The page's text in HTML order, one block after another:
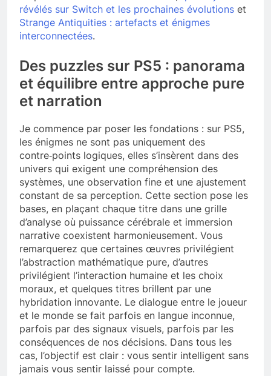
révélés sur Switch et les prochaines évolutions et
Strange Antiquities : artefacts et énigmes
interconnectées.
Des puzzles sur PS5 : panorama
et équilibre entre approche pure
et narration
Je commence par poser les fondations : sur PS5,
les énigmes ne sont pas uniquement des
contre‑points logiques, elles s’insèrent dans des
univers qui exigent une compréhension des
systèmes, une observation fine et une ajustement
constant de sa perception. Cette section pose les
bases, en plaçant chaque titre dans une grille
d’analyse où puissance cérébrale et immersion
narrative coexistent harmonieusement. Vous
remarquerez que certaines œuvres privilégient
l’abstraction mathématique pure, d’autres
privilégient l’interaction humaine et les choix
moraux, et quelques titres brillent par une
hybridation innovante. Le dialogue entre le joueur
et le monde se fait parfois en langue inconnue,
parfois par des signaux visuels, parfois par les
conséquences de nos décisions. Dans tous les
cas, l’objectif est clair : vous sentir intelligent sans
jamais vous sentir laissé pour compte.